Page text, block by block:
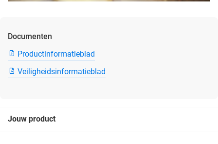
Documenten
Productinformatieblad
Veiligheidsinformatieblad
Jouw product